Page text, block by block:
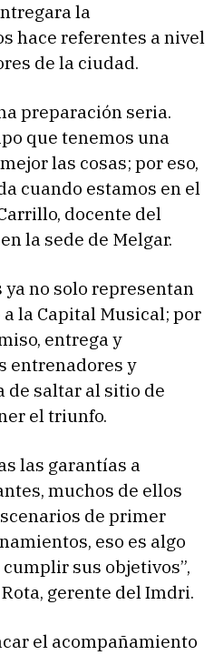
la
hace referentes a nivel
de la ciudad.
preparación seria.
que tenemos una
las cosas; por eso,
cuando estamos en el
docente del
la sede de Melgar.
no solo representan
la Capital Musical; por
entrega y
entrenadores y
de saltar al sitio de
el triunfo.
las garantías a
muchos de ellos
de primer
eso es algo
sus objetivos”,
gerente del Imdri.
el acompañamiento